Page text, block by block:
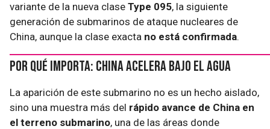
variante de la nueva clase Type 095, la siguiente
generación de submarinos de ataque nucleares de
China, aunque la clase exacta no está confirmada.
Por qué importa: China acelera bajo el agua
La aparición de este submarino no es un hecho aislado,
sino una muestra más del rápido avance de China en
el terreno submarino, una de las áreas donde